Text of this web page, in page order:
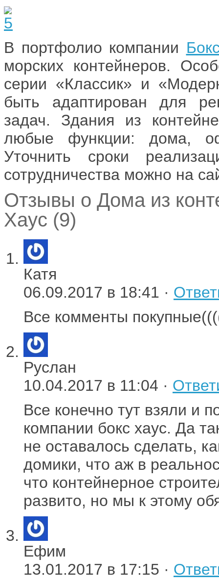
В портфолио компании
морских контейнеров.
серии «Классик» и
быть адаптирован для
задач. Здания из
любые функции: дома,
Уточнить сроки
сотрудничества можно на
Отзывы о Дома из
Хаус (9)
Катя
06.09.2017 в 18:41 ·
Все комменты
Руслан
10.04.2017 в 11:04 ·
Все конечно тут взяли и
компании бокс хаус. Да
не оставалось сделать,
домики, что аж в
что контейнерное
развито, но мы к этому
Ефим
13.01.2017 в 17:15 ·